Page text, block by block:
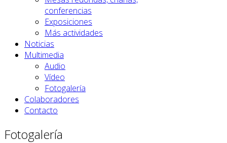
conferencias
Exposiciones
Más actividades
Noticias
Multimedia
Audio
Vídeo
Fotogalería
Colaboradores
Contacto
Fotogalería